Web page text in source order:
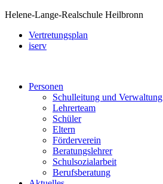
Helene-Lange-Realschule Heilbronn
Vertretungsplan
iserv
Personen
Schulleitung und Verwaltung
Lehrerteam
Schüler
Eltern
Förderverein
Beratungslehrer
Schulsozialarbeit
Berufsberatung